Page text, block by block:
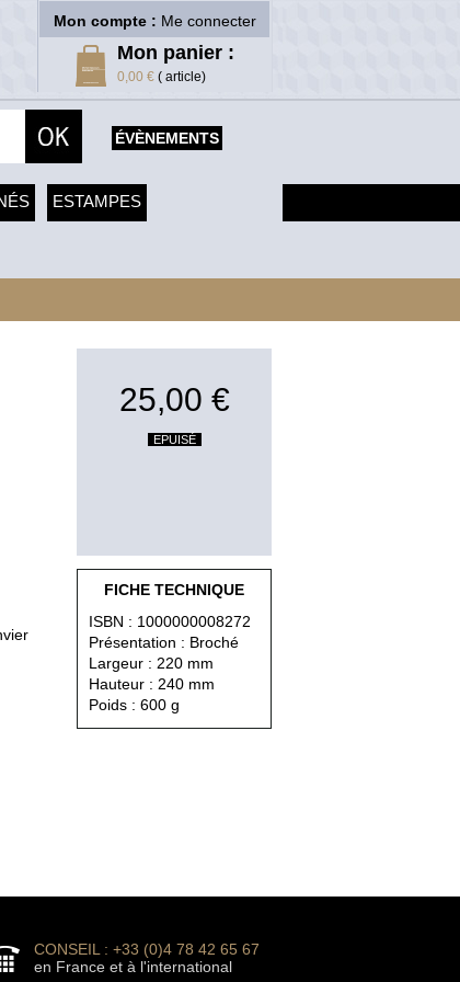
Mon compte : Me connecter
Mon panier :
0,00 € ( article)
ÉVÈNEMENTS
ESTAMPES
25,00 €
EPUISÉ
FICHE TECHNIQUE
ISBN : 1000000008272
Présentation : Broché
Largeur : 220 mm
Hauteur : 240 mm
Poids : 600 g
CONSEIL : +33 (0)4 78 42 65 67
en France et à l'international